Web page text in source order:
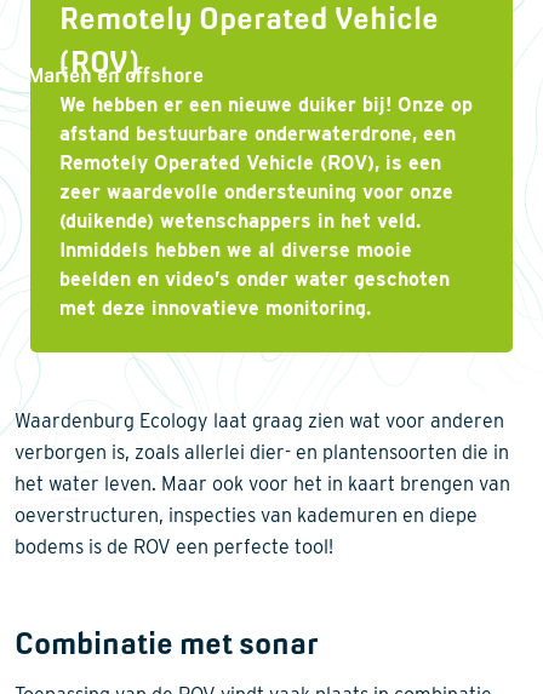
Marien en offshore
Remotely Operated Vehicle
(ROV)
We hebben er een nieuwe duiker bij! Onze op
afstand bestuurbare onderwaterdrone, een
Remotely Operated Vehicle (ROV), is een
zeer waardevolle ondersteuning voor onze
(duikende) wetenschappers in het veld.
Inmiddels hebben we al diverse mooie
beelden en video’s onder water geschoten
met deze innovatieve monitoring.
Waardenburg Ecology laat graag zien wat voor anderen
verborgen is, zoals allerlei dier- en plantensoorten die in
het water leven. Maar ook voor het in kaart brengen van
oeverstructuren, inspecties van kademuren en diepe
bodems is de ROV een perfecte tool!
Combinatie met sonar